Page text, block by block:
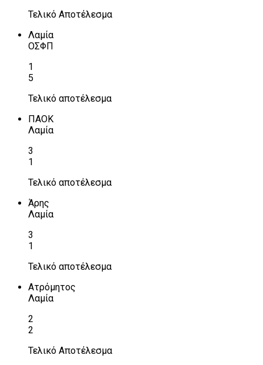
Τελικό Αποτέλεσμα
Λαμία
ΟΣΦΠ
1
5
Τελικό αποτέλεσμα
ΠΑΟΚ
Λαμία
3
1
Τελικό αποτέλεσμα
Άρης
Λαμία
3
1
Τελικό αποτέλεσμα
Ατρόμητος
Λαμία
2
2
Τελικό Αποτέλεσμα